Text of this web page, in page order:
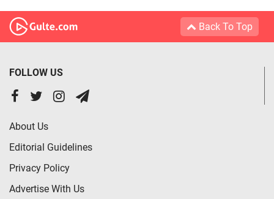
Back To Top
FOLLOW US
About Us
Editorial Guidelines
Privacy Policy
Advertise With Us